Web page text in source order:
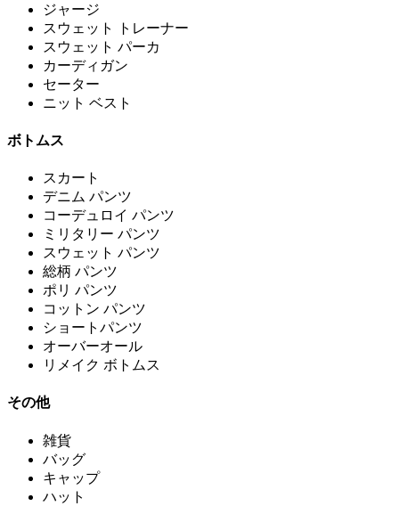
ジャージ
スウェット トレーナー
スウェット パーカ
カーディガン
セーター
ニット ベスト
ボトムス
スカート
デニム パンツ
コーデュロイ パンツ
ミリタリー パンツ
スウェット パンツ
総柄 パンツ
ポリ パンツ
コットン パンツ
ショートパンツ
オーバーオール
リメイク ボトムス
その他
雑貨
バッグ
キャップ
ハット